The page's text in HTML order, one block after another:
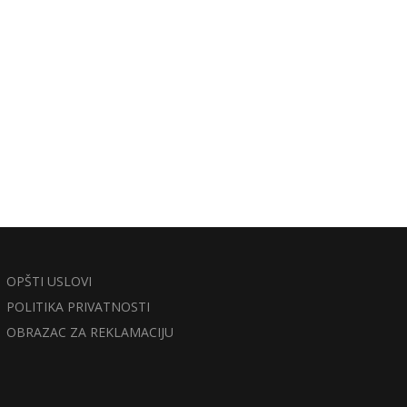
OPŠTI USLOVI
POLITIKA PRIVATNOSTI
OBRAZAC ZA REKLAMACIJU